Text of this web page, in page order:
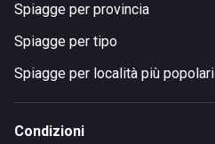
Spiagge per provincia
Spiagge per tipo
Spiagge per località più popolari
Condizioni